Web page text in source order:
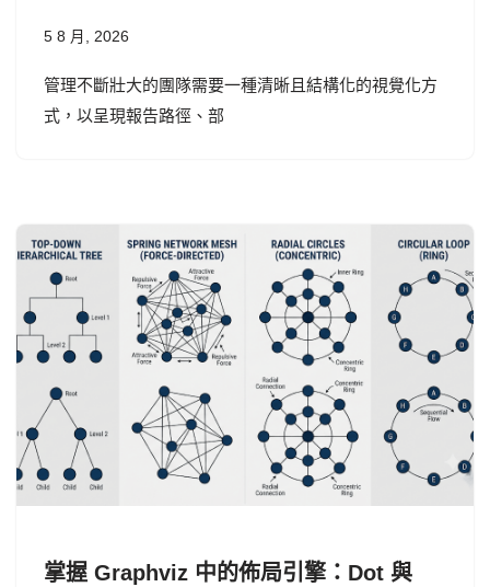
5 8 月, 2026
管理不斷壯大的團隊需要一種清晰且結構化的視覺化方
式，以呈現報告路徑、部
掌握 Graphviz 中的佈局引擎：Dot 與